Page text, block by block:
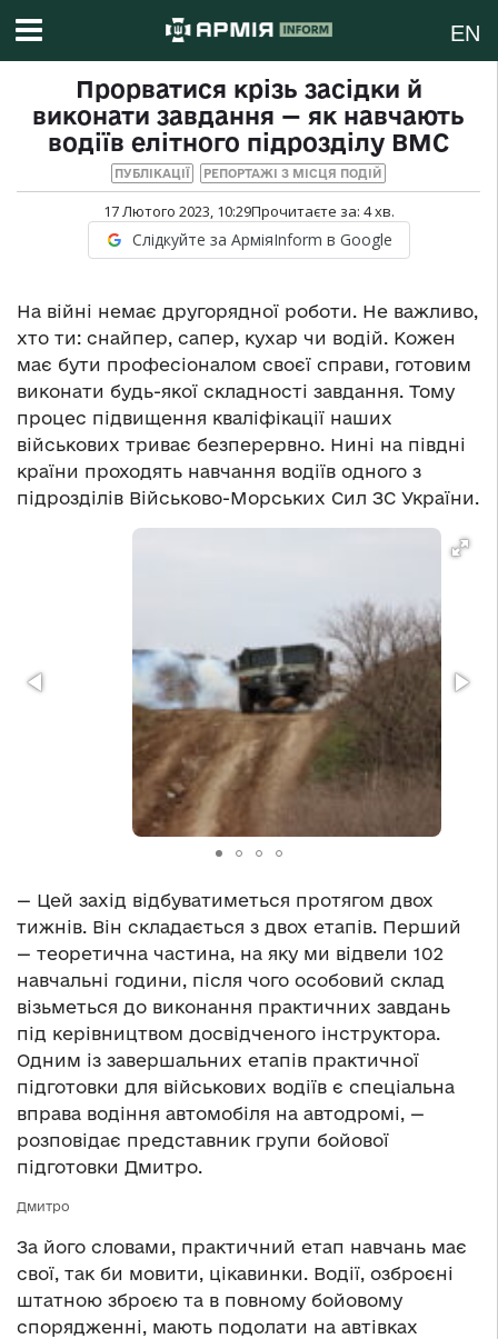
EN
Прорватися крізь засідки й
виконати завдання — як навчають
водіїв елітного підрозділу ВМС
ПУБЛІКАЦІЇ РЕПОРТАЖІ З МІСЦЯ ПОДІЙ
17 Лютого 2023, 10:29Прочитаєте за: 4хв.
Слідкуйте за АрміяInform в Google
На війні немає другорядної роботи. Не важливо,
хто ти: снайпер, сапер, кухар чи водій. Кожен
має бути професіоналом своєї справи, готовим
виконати будь-якої складності завдання. Тому
процес підвищення кваліфікації наших
військових триває безперервно. Нині на півдні
країни проходять навчання водіїв одного з
підрозділів Військово-Морських Сил ЗС України.
— Цей захід відбуватиметься протягом двох
тижнів. Він складається з двох етапів. Перший
— теоретична частина, на яку ми відвели 102
навчальні години, після чого особовий склад
візьметься до виконання практичних завдань
під керівництвом досвідченого інструктора.
Одним із завершальних етапів практичної
підготовки для військових водіїв є спеціальна
вправа водіння автомобіля на автодромі, —
розповідає представник групи бойової
підготовки Дмитро.
Дмитро
За його словами, практичний етап навчань має
свої, так би мовити, цікавинки. Водії, озброєні
штатною зброєю та в повному бойовому
спорядженні, мають подолати на автівках